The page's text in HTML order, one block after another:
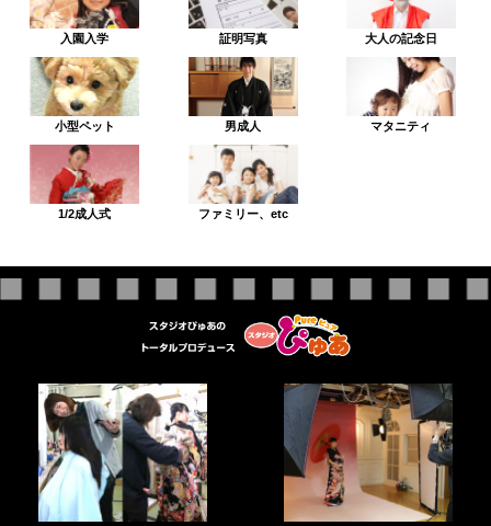
入園入学 証明写真 大人の記念日
小型ペット 男成人 マタニティ
1/2成人式 ファミリー、etc